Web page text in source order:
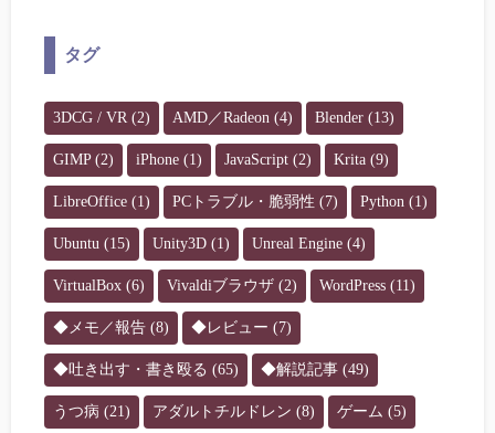
タグ
3DCG / VR (2) AMD／Radeon (4) Blender (13)
GIMP(2) iPhone (1) JavaScript (2) Krita (9)
LibreOffice (1) PCトラブル・脆弱性 (7) Python (1)
Ubuntu (15) Unity3D (1) Unreal Engine (4)
VirtualBox (6) Vivaldiブラウザ (2) WordPress (11)
◆メモ／報告 (8) ◆レビュー (7)
◆吐き出す・書き殴る (65) ◆解説記事 (49)
うつ病 (21) アダルトチルドレン (8) ゲーム (5)